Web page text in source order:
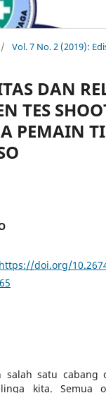
/ Vol. 7 No. 2 (2019):
DAN
TES
PEMAIN
https://doi.org/
salah satu cabang
kita. Semua